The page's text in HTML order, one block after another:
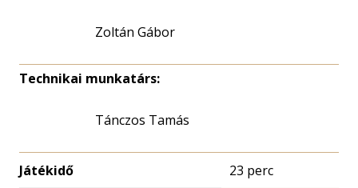
Zoltán Gábor
Technikai munkatárs:
Tánczos Tamás
Játékidő 23 perc